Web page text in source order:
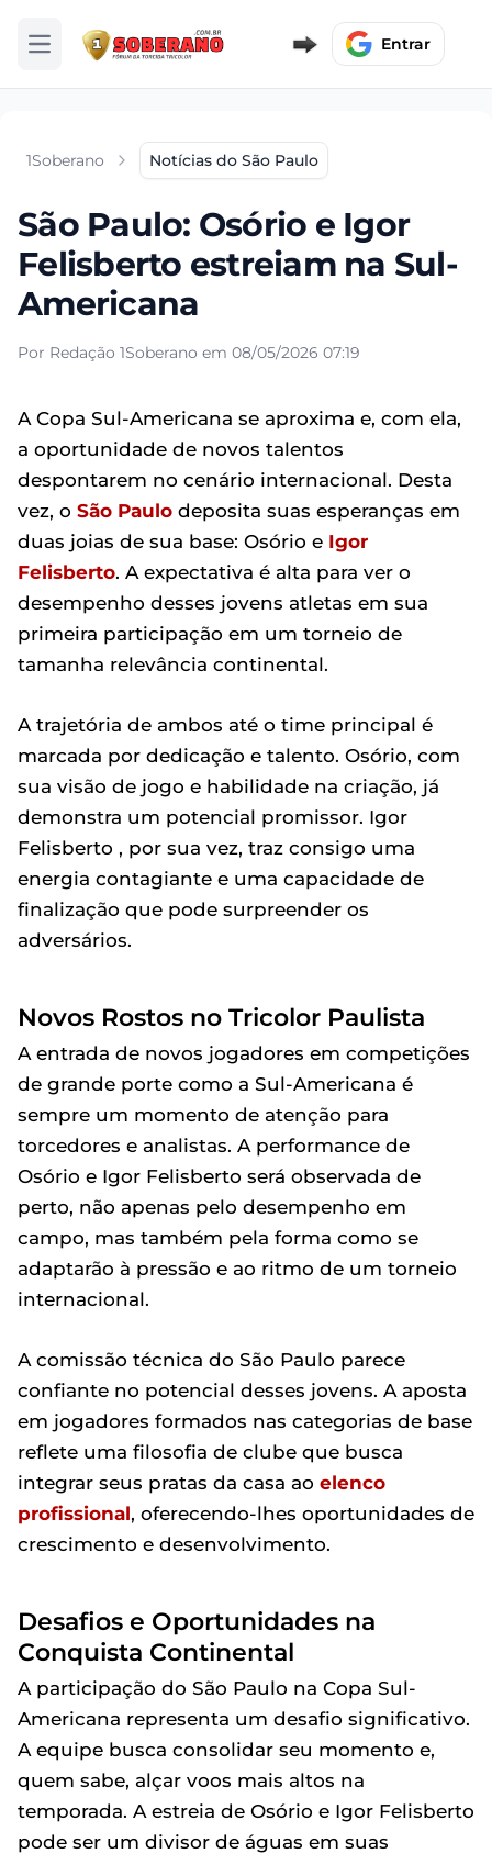
Abrir menu Entrar
1Soberano Notícias do São Paulo
São Paulo: Osório e Igor
Felisberto estreiam na Sul-
Americana
Por Redação 1Soberano em 08/05/2026 07:19
A Copa Sul-Americana se aproxima e, com ela,
a oportunidade de novos talentos
despontarem no cenário internacional. Desta
vez, o São Paulo deposita suas esperanças em
duas joias de sua base: Osório e Igor
Felisberto. A expectativa é alta para ver o
desempenho desses jovens atletas em sua
primeira participação em um torneio de
tamanha relevância continental.
A trajetória de ambos até o time principal é
marcada por dedicação e talento. Osório, com
sua visão de jogo e habilidade na criação, já
demonstra um potencial promissor. Igor
Felisberto , por sua vez, traz consigo uma
energia contagiante e uma capacidade de
finalização que pode surpreender os
adversários.
Novos Rostos no Tricolor Paulista
A entrada de novos jogadores em competições
de grande porte como a Sul-Americana é
sempre um momento de atenção para
torcedores e analistas. A performance de
Osório e Igor Felisberto será observada de
perto, não apenas pelo desempenho em
campo, mas também pela forma como se
adaptarão à pressão e ao ritmo de um torneio
internacional.
A comissão técnica do São Paulo parece
confiante no potencial desses jovens. A aposta
em jogadores formados nas categorias de base
reflete uma filosofia de clube que busca
integrar seus pratas da casa ao elenco
profissional, oferecendo-lhes oportunidades de
crescimento e desenvolvimento.
Desafios e Oportunidades na
Conquista Continental
A participação do São Paulo na Copa Sul-
Americana representa um desafio significativo.
A equipe busca consolidar seu momento e,
quem sabe, alçar voos mais altos na
temporada. A estreia de Osório e Igor Felisberto
pode ser um divisor de águas em suas